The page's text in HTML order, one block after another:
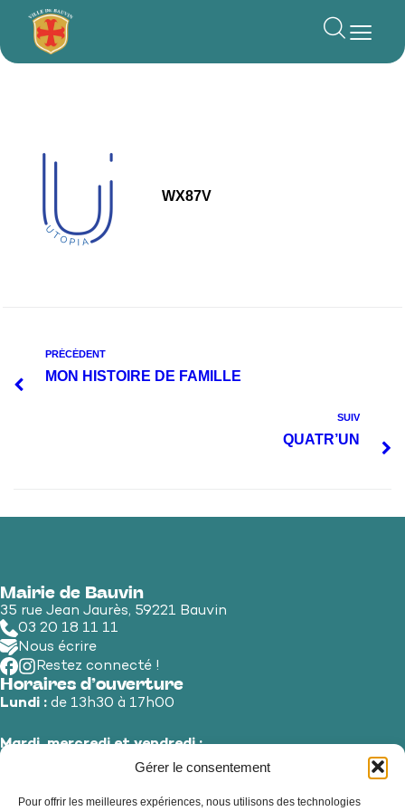
Gérer le consentement
Pour offrir les meilleures expériences, nous utilisons des technologies
principal
WX87V
PRÉCÉDENT
MON HISTOIRE DE FAMILLE
SUIV
QUATR’UN
Mairie de Bauvin
35 rue Jean Jaurès, 59221 Bauvin
03 20 18 11 11
Nous écrire
Restez connecté !
Horaires d’ouverture
Lundi : de 13h30 à 17h00
Mardi, mercredi et vendredi :
de 8h30 à 12h00 et de 13h30 à 17h00
Jeudi et samedi :de 8h30 à 12h00